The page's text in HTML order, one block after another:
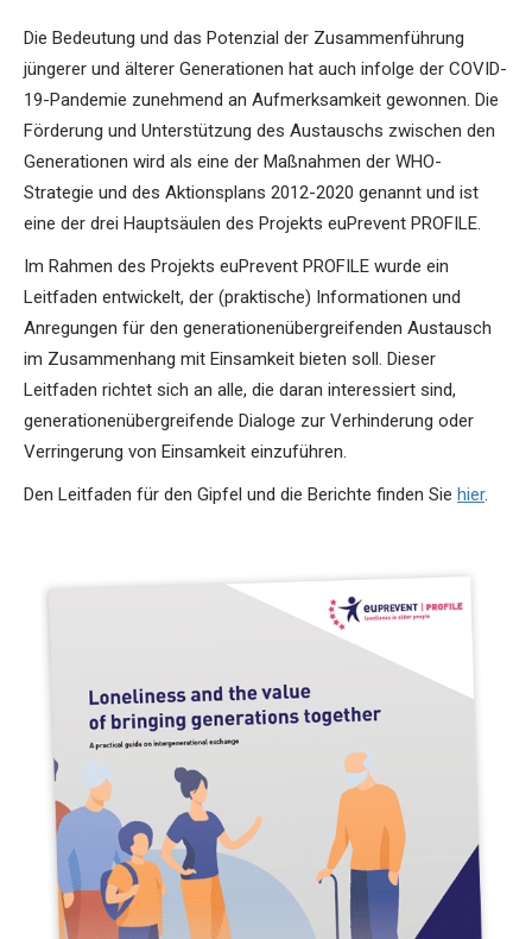
Die Bedeutung und das Potenzial der Zusammenführung
jüngerer und älterer Generationen hat auch infolge der COVID-
19-Pandemie zunehmend an Aufmerksamkeit gewonnen. Die
Förderung und Unterstützung des Austauschs zwischen den
Generationen wird als eine der Maßnahmen der WHO-
Strategie und des Aktionsplans 2012-2020 genannt und ist
eine der drei Hauptsäulen des Projekts euPrevent PROFILE.
Im Rahmen des Projekts euPrevent PROFILE wurde ein
Leitfaden entwickelt, der (praktische) Informationen und
Anregungen für den generationenübergreifenden Austausch
im Zusammenhang mit Einsamkeit bieten soll. Dieser
Leitfaden richtet sich an alle, die daran interessiert sind,
generationenübergreifende Dialoge zur Verhinderung oder
Verringerung von Einsamkeit einzuführen.
Den Leitfaden für den Gipfel und die Berichte finden Sie hier.